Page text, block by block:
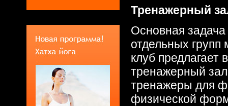
Тренажерный
Основная
отдельных
клуб
тренажерный
тренажеры для
физической